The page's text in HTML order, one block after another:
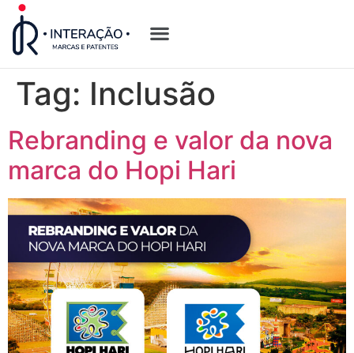
Tag: Inclusão
Rebranding e valor da nova
marca do Hopi Hari